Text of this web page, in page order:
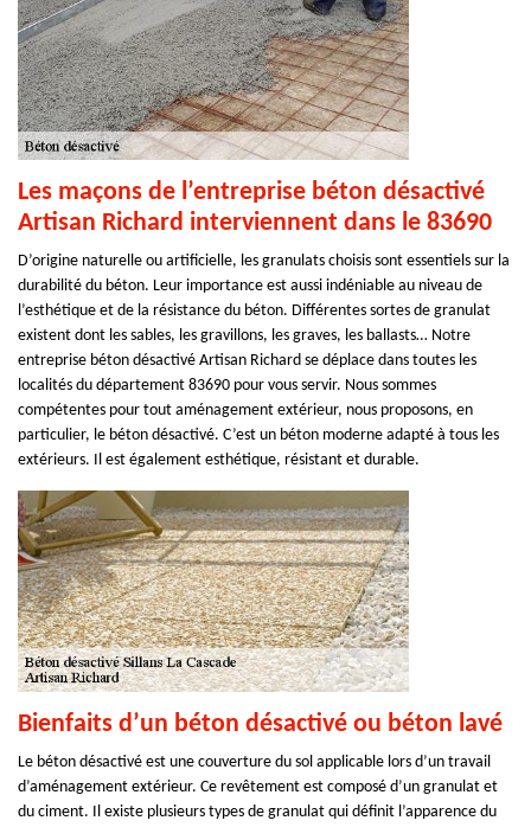
Les maçons de l’entreprise béton désactivé
Artisan Richard interviennent dans le 83690
D’origine naturelle ou artificielle, les granulats choisis sont essentiels sur la
durabilité du béton. Leur importance est aussi indéniable au niveau de
l’esthétique et de la résistance du béton. Différentes sortes de granulat
existent dont les sables, les gravillons, les graves, les ballasts… Notre
entreprise béton désactivé Artisan Richard se déplace dans toutes les
localités du département 83690 pour vous servir. Nous sommes
compétentes pour tout aménagement extérieur, nous proposons, en
particulier, le béton désactivé. C’est un béton moderne adapté à tous les
extérieurs. Il est également esthétique, résistant et durable.
Bienfaits d’un béton désactivé ou béton lavé
Le béton désactivé est une couverture du sol applicable lors d’un travail
d’aménagement extérieur. Ce revêtement est composé d’un granulat et
du ciment. Il existe plusieurs types de granulat qui définit l’apparence du